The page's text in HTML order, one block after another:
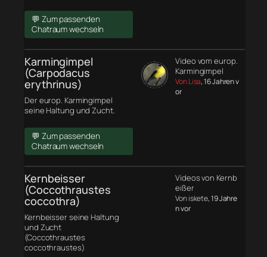
💬 Zum passenden
Chatraum wechseln
Karmingimpel
(Carpodacus
erythrinus)
Der europ. Karmingimpel
seine Haltung und Zucht.
💬 Zum passenden
Chatraum wechseln
Video vom europ.
Karmingimpel
Von Lisa, 16 Jahren v
or
Kernbeisser
(Coccothraustes
coccothra)
Kernbeisser seine Haltung
und Zucht
(Coccothraustes
coccothraustes)
Videos von Kernb
eißer
Von iskete, 19 Jahre
n vor